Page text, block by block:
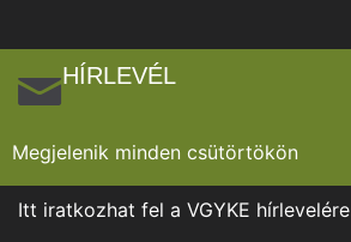
HÍRLEVÉL
Megjelenik minden csütörtökön
Itt iratkozhat fel a VGYKE hírlevelére